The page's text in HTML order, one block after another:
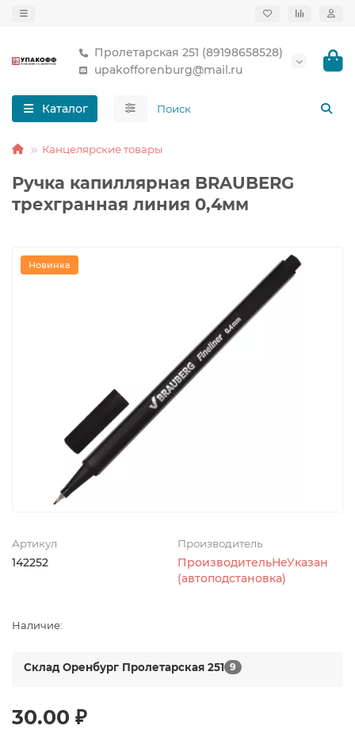
Пролетарская 251 (89198658528)
upakofforenburg@mail.ru
Каталог
Канцелярские товары
Ручка капиллярная BRAUBERG
трехгранная линия 0,4мм
Новинка
Артикул
142252
Производитель
ПроизводительНеУказан
(автоподстановка)
Наличие:
Склад Оренбург Пролетарская 251 9
30.00 ₽